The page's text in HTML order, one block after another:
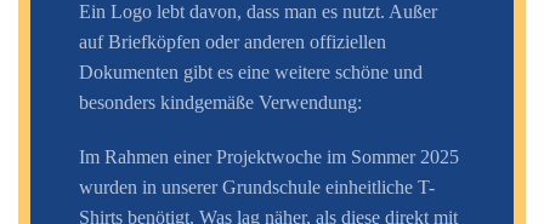
Ein Logo lebt davon, dass man es nutzt. Außer
auf Briefköpfen oder anderen offiziellen
Dokumenten gibt es eine weitere schöne und
besonders kindgemäße Verwendung:
Im Rahmen einer Projektwoche im Sommer 2025
wurden in unserer Grundschule einheitliche T-
Shirts benötigt. Was lag näher, als diese direkt mit